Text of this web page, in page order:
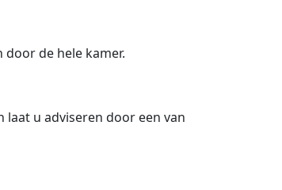
de hele kamer.
laat u adviseren door een van